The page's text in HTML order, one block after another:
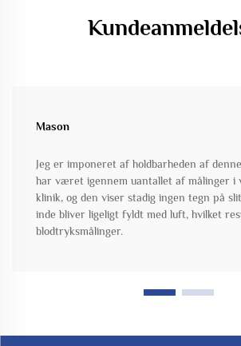
Mason
Jeg er imponeret af holdbarheden af
har været igennem uantallet af målinger i
klinik, og den viser stadig ingen tegn på
inde bliver ligeligt fyldt med luft, hvilket
blodtryksmålinger.